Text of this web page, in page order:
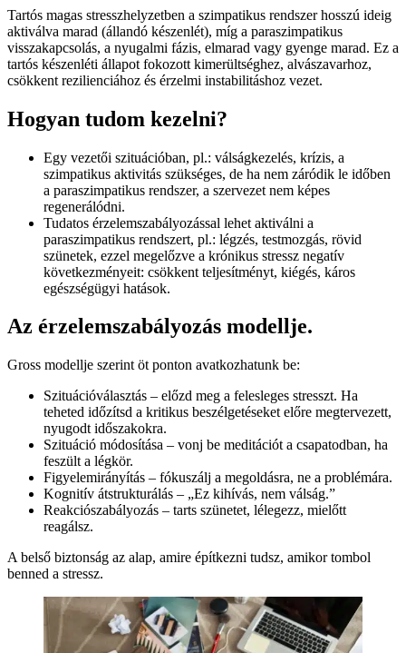
Tartós magas stresszhelyzetben a szimpatikus rendszer hosszú ideig
aktiválva marad (állandó készenlét), míg a paraszimpatikus
visszakapcsolás, a nyugalmi fázis, elmarad vagy gyenge marad. Ez a
tartós készenléti állapot fokozott kimerültséghez, alvászavarhoz,
csökkent rezilienciához és érzelmi instabilitáshoz vezet.
Hogyan tudom kezelni?
Egy vezetői szituációban, pl.: válságkezelés, krízis, a
szimpatikus aktivitás szükséges, de ha nem záródik le időben
a paraszimpatikus rendszer, a szervezet nem képes
regenerálódni.
Tudatos érzelemszabályozással lehet aktiválni a
paraszimpatikus rendszert, pl.: légzés, testmozgás, rövid
szünetek, ezzel megelőzve a krónikus stressz negatív
következményeit: csökkent teljesítményt, kiégés, káros
egészségügyi hatások.
Az érzelemszabályozás modellje.
Gross modellje szerint öt ponton avatkozhatunk be:
Szituációválasztás – előzd meg a felesleges stresszt. Ha
teheted időzítsd a kritikus beszélgetéseket előre megtervezett,
nyugodt időszakokra.
Szituáció módosítása – vonj be meditációt a csapatodban, ha
feszült a légkör.
Figyelemirányítás – fókuszálj a megoldásra, ne a problémára.
Kognitív átstrukturálás – „Ez kihívás, nem válság.”
Reakciószabályozás – tarts szünetet, lélegezz, mielőtt
reagálsz.
A belső biztonság az alap, amire építkezni tudsz, amikor tombol
benned a stressz.